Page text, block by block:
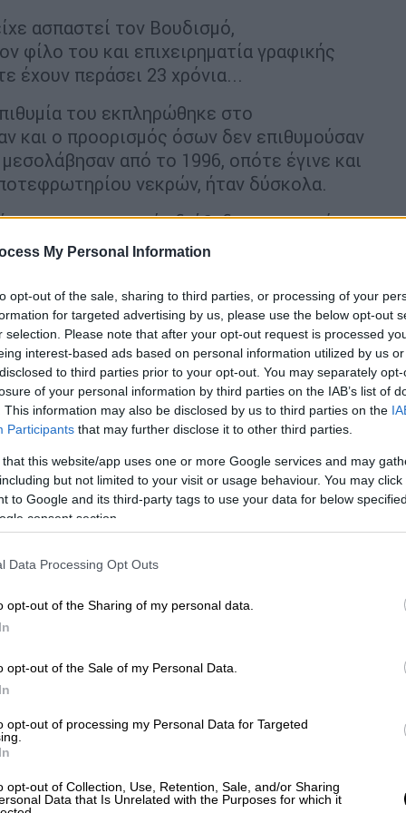
My Personal Information
opt-out of the sale, sharing to third parties, or processing of your
for targeted advertising by us, please use the below opt-out
selection. Please note that after your opt-out request is processed
interest-based ads based on personal information utilized by us
to third parties prior to your opt-out. You may separately
of your personal information by third parties on the IAB’s list of
This information may also be disclosed by us to third parties on the
Participants that may further disclose it to other third parties.
that this website/app uses one or more Google services and may
but not limited to your visit or usage behaviour. You may
to Google and its third-party tags to use your data for below
consent section.
Data Processing Opt Outs
opt-out of the Sharing of my personal data.
opt-out of the Sale of my Personal Data.
opt-out of processing my Personal Data for Targeted
opt-out of Collection, Use, Retention, Sale, and/or Sharing
Data that Is Unrelated with the Purposes for which it
ασπαστεί τον Βουδισμό,
φίλο του και επιχειρηματία γραφικής
έχουν περάσει 23 χρόνια...
του εκπληρώθηκε στο
και ο προορισμός όσων δεν επιθυμούσαν
από το 1996, οπότε έγινε και
νεκρών, ήταν δύσκολα.
γραφειοκρατικά αδιέξοδα, η κοινωνία
το σοβαρό κοινωνικό θέμα. Πλέον, όμως,
δημοσιογράφων από την Ελλάδα και
δεν γνώριζα το ζήτημα της
Παύλου Μοσχίδη το ψάξαμε πολύ.
την επιθυμία του Παύλου. Σήμερα
είναι περήφανος
χώρα στον κόσμο που αποκτά
ο Αλακιώτης, ο οποίος είναι
Αποτέφρωσης, που από το 1996
αποτεφρωτηρίου και μέλος της
τεράστια επένδυση.